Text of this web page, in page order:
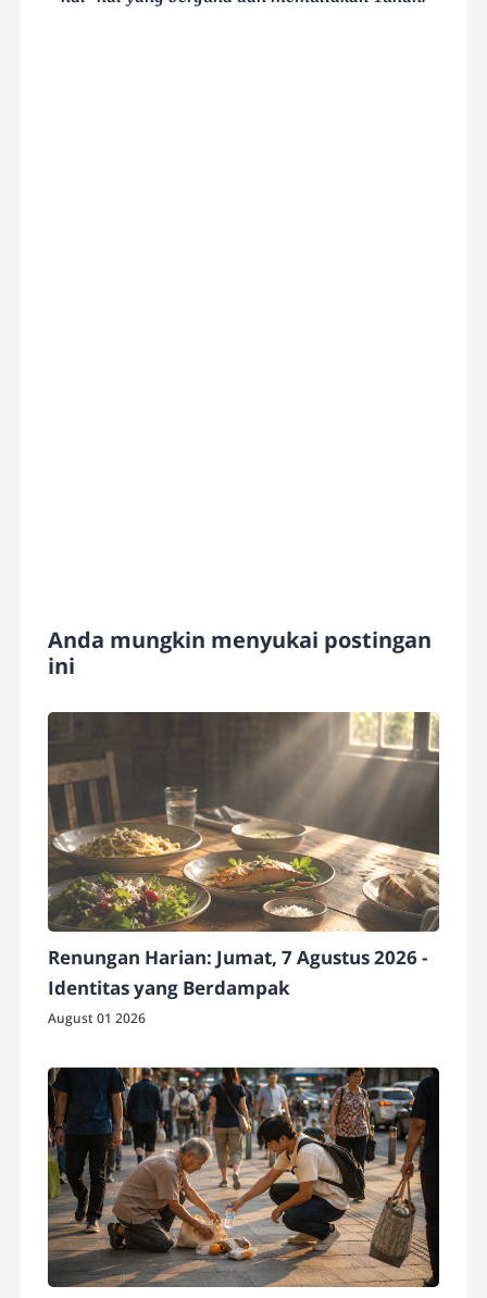
Anda mungkin menyukai postingan
ini
Renungan Harian: Jumat, 7 Agustus 2026 -
Identitas yang Berdampak
August 01 2026